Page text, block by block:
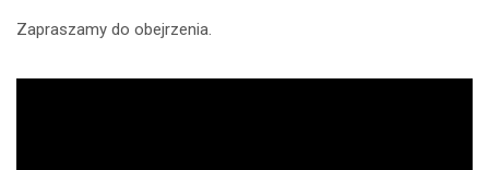
Zapraszamy do obejrzenia.